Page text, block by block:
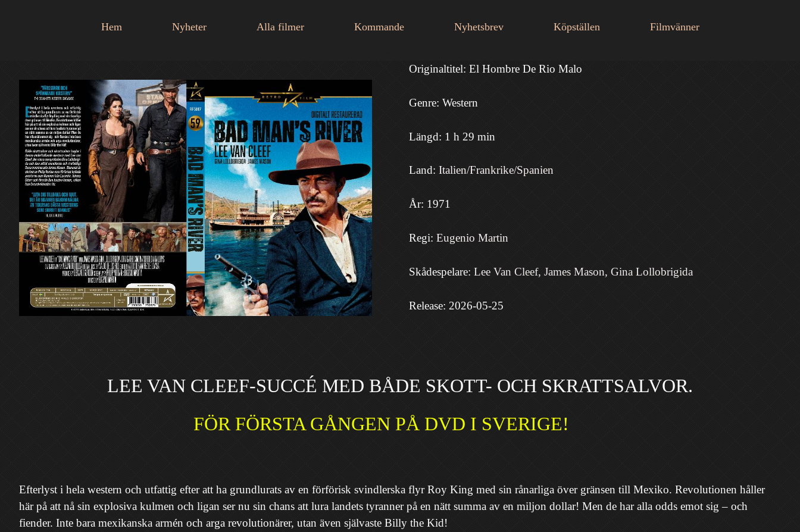
Hem Nyheter Alla filmer Kommande Nyhetsbrev Köpställen Filmvänner
Originaltitel: El Hombre De Rio Malo
Genre: Western
Längd: 1 h 29 min
Land: Italien/Frankrike/Spanien
År: 1971
Regi: Eugenio Martin
Skådespelare: Lee Van Cleef, James Mason, Gina Lollobrigida
Release: 2026-05-25
LEE VAN CLEEF-SUCCÉ MED BÅDE SKOTT- OCH SKRATTSALVOR.
FÖR FÖRSTA GÅNGEN PÅ DVD I SVERIGE!
Efterlyst i hela western och utfattig efter att ha grundlurats av en förförisk svindlerska flyr Roy King med sin rånarliga över gränsen till Mexiko. Revolutionen håller
här på att nå sin explosiva kulmen och ligan ser nu sin chans att lura landets tyranner på en nätt summa av en miljon dollar! Men de har alla odds emot sig – och
fiender. Inte bara mexikanska armén och arga revolutionärer, utan även självaste Billy the Kid!